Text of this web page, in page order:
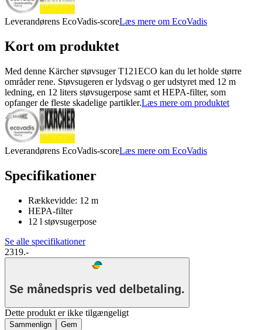
Leverandørens EcoVadis-scoreLæs mere om EcoVadis
Kort om produktet
Med denne Kärcher støvsuger T121ECO kan du let holde større
områder rene. Støvsugeren er lydsvag o ger udstyret med 12 m
ledning, en 12 liters støvsugerpose samt et HEPA-filter, som
opfanger de fleste skadelige partikler.Læs mere om produktet
Leverandørens EcoVadis-scoreLæs mere om EcoVadis
Specifikationer
Rækkevidde: 12 m
HEPA-filter
12 l støvsugerpose
Se alle specifikationer
2319.-
Se månedspris ved delbetaling.
Dette produkt er ikke tilgængeligt
Sammenlign Gem